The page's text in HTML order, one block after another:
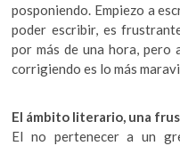
posponiendo. Empiezo a
poder escribir, es
por más de una hora, pero
corrigiendo es lo más
El ámbito literario, una
El no pertenecer a un